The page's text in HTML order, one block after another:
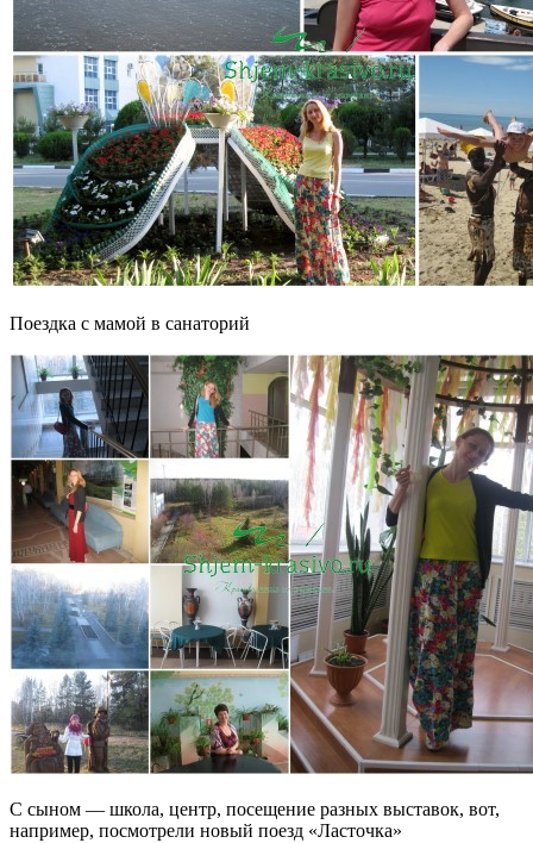
Поездка с мамой в санаторий
С сыном — школа, центр, посещение разных выставок, вот,
например, посмотрели новый поезд «Ласточка»